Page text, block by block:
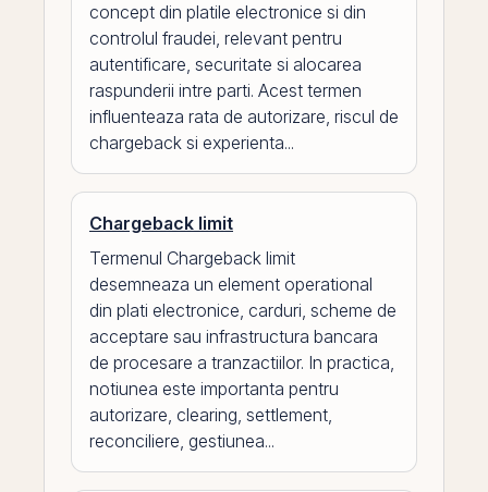
concept din platile electronice si din
controlul fraudei, relevant pentru
autentificare, securitate si alocarea
raspunderii intre parti. Acest termen
influenteaza rata de autorizare, riscul de
chargeback si experienta...
Chargeback limit
Termenul Chargeback limit
desemneaza un element operational
din plati electronice, carduri, scheme de
acceptare sau infrastructura bancara
de procesare a tranzactiilor. In practica,
notiunea este importanta pentru
autorizare, clearing, settlement,
reconciliere, gestiunea...